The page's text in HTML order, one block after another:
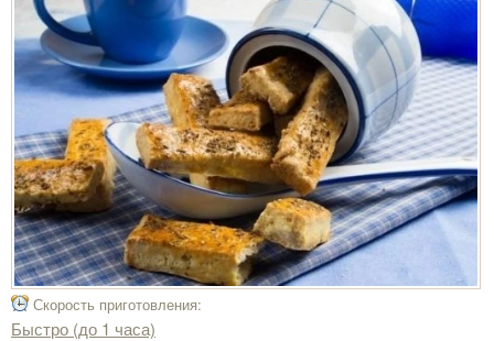
Скорость приготовления:
Быстро (до 1 часа)